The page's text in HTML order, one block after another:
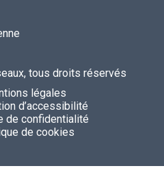
tous droits réservés
légales
d’accessibilité
de confidentialité
de cookies